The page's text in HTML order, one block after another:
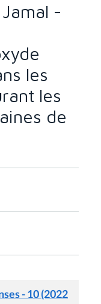
-
les
les
de
- 10 (2022